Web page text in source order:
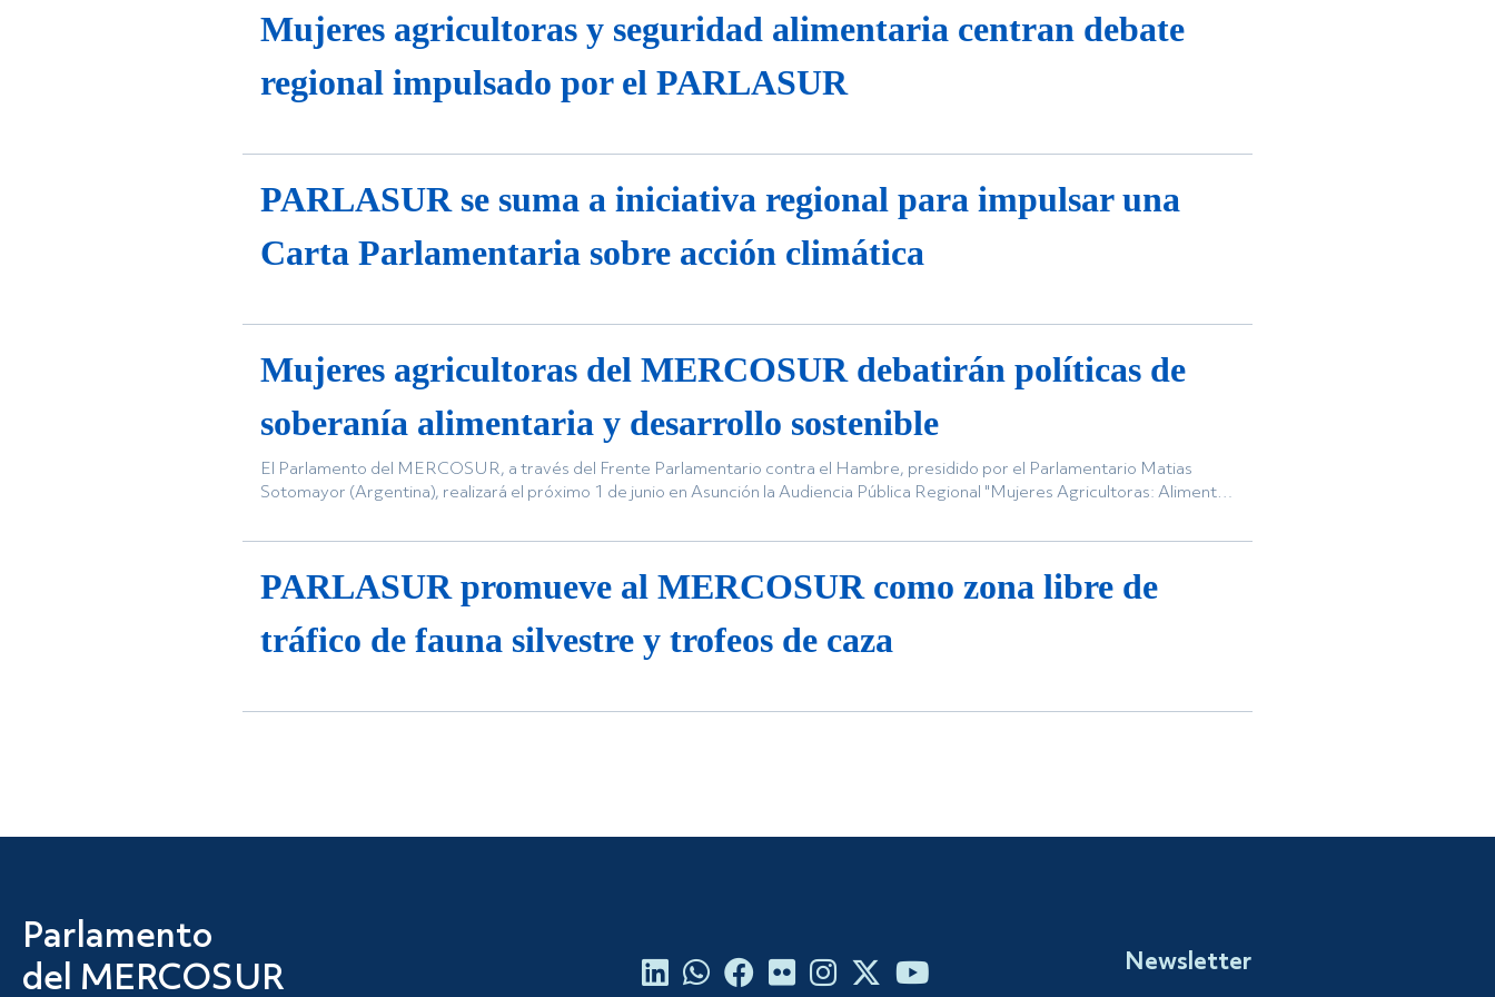
Mujeres agricultoras y seguridad alimentaria centran debate
regional impulsado por el PARLASUR
PARLASUR se suma a iniciativa regional para impulsar una
Carta Parlamentaria sobre acción climática
Mujeres agricultoras del MERCOSUR debatirán políticas de
soberanía alimentaria y desarrollo sostenible
El Parlamento del MERCOSUR, a través del Frente Parlamentario contra el Hambre, presidido por el Parlamentario Matias
Sotomayor (Argentina), realizará el próximo 1 de junio en Asunción la Audiencia Pública Regional "Mujeres Agricultoras: Alimentar
sostenibilidad y el desarrollo territorial del bloque regional.
PARLASUR promueve al MERCOSUR como zona libre de
tráfico de fauna silvestre y trofeos de caza
Parlamento
del MERCOSUR
Newsletter